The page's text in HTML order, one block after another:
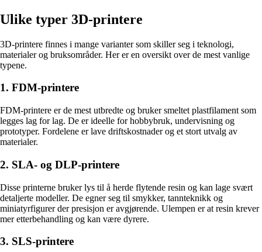
Ulike typer 3D-printere
3D-printere finnes i mange varianter som skiller seg i teknologi,
materialer og bruksområder. Her er en oversikt over de mest vanlige
typene.
1. FDM-printere
FDM-printere er de mest utbredte og bruker smeltet plastfilament som
legges lag for lag. De er ideelle for hobbybruk, undervisning og
prototyper. Fordelene er lave driftskostnader og et stort utvalg av
materialer.
2. SLA- og DLP-printere
Disse printerne bruker lys til å herde flytende resin og kan lage svært
detaljerte modeller. De egner seg til smykker, tannteknikk og
miniatyrfigurer der presisjon er avgjørende. Ulempen er at resin krever
mer etterbehandling og kan være dyrere.
3. SLS-printere